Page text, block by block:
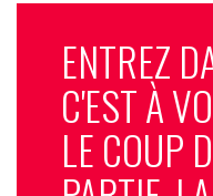
ENTREZ
C'EST À
LE COUP